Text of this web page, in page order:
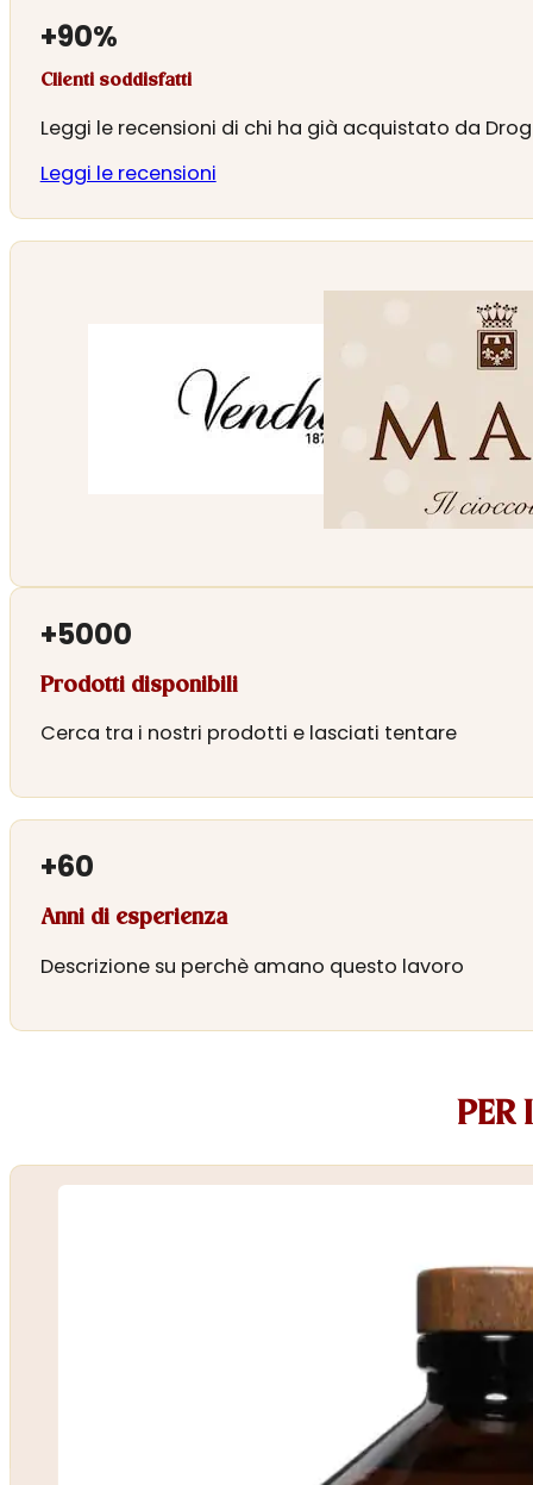
+90%
Clienti soddisfatti
Leggi le recensioni di chi ha già acquistato da
Leggi le recensioni
+5000
Prodotti disponibili
Cerca tra i nostri prodotti e lasciati tentare
+60
Anni di esperienza
Descrizione su perchè amano questo lavoro
PER